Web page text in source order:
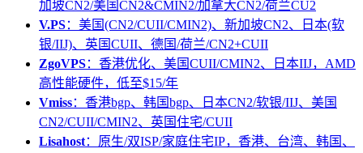
加坡CN2/美国CN2&CMIN2/加拿大CN2/荷兰CU2
V.PS：美国(CN2/CUII/CMIN2)、新加坡CN2、日本(软
银/IIJ)、英国CUII、德国/荷兰/CN2+CUII
ZgoVPS：香港优化、美国CUII/CMIN2、日本IIJ，AMD
高性能硬件，低至$15/年
Vmiss：香港bgp、韩国bgp、日本CN2/软银/IIJ、美国
CN2/CUII/CMIN2、英国住宅/CUII
Lisahost：原生/双ISP/家庭住宅IP，香港、台湾、韩国、